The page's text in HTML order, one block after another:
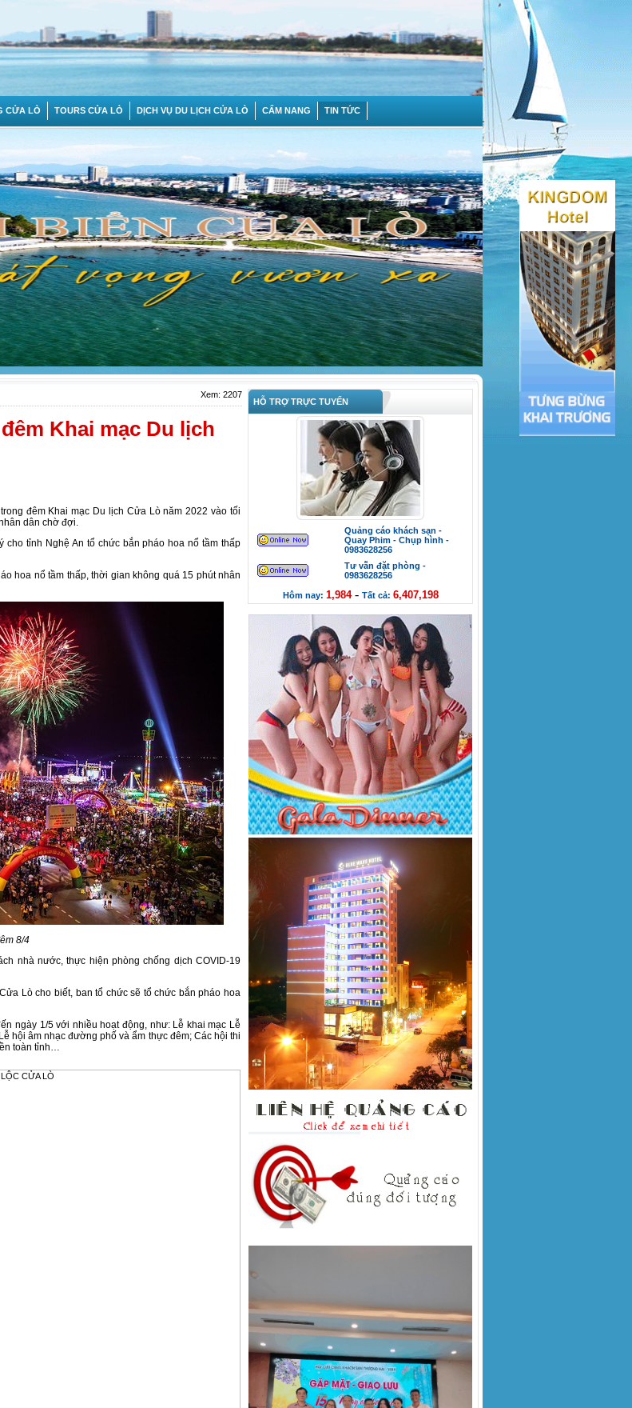
CỬA LÒ TOURS CỬA LÒ DỊCH VỤ DU LỊCH CỬA LÒ CẨM NANG TIN TỨC
Xem: 2207
Khai mạc Du lịch
đêm Khai mạc Du lịch Cửa Lò năm 2022 vào tối
dân chờ đợi.
cho tỉnh Nghệ An tổ chức bắn pháo hoa nổ tầm thấp
hoa nổ tầm thấp, thời gian không quá 15 phút nhân
8/4
nhà nước, thực hiện phòng chống dịch COVID-19
Lò cho biết, ban tổ chức sẽ tổ chức bắn pháo hoa
ngày 1/5 với nhiều hoạt động, như: Lễ khai mạc Lễ
hội âm nhạc đường phố và ẩm thực đêm; Các hội thi
toàn tỉnh…
HỖ TRỢ TRỰC TUYẾN
Quảng cáo khách sạn -
Quay Phim - Chụp hình -
0983628256
Tư vẫn đặt phòng -
0983628256
Hôm nay: 1,984- Tất cả: 6,407,198